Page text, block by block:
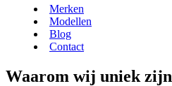
Merken
Modellen
Blog
Contact
Waarom wij uniek zijn